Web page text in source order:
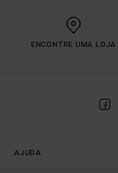
ENCONTRE UMA LOJA
AJUDA